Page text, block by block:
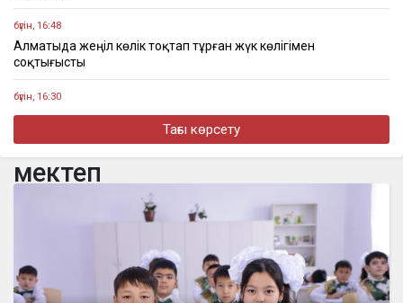
бүгін, 16:48
Алматыда жеңіл көлік тоқтап тұрған жүк көлігімен
соқтығысты
бүгін, 16:30
Четыре бронзовые медали завоевали казахстанцы на
бүгін, 16:11
«Әкем радикал емес»: қамаудағы ақсақалдың қызы
Тоқаевтан әділдік сұрады
Тағы көрсету
мектеп